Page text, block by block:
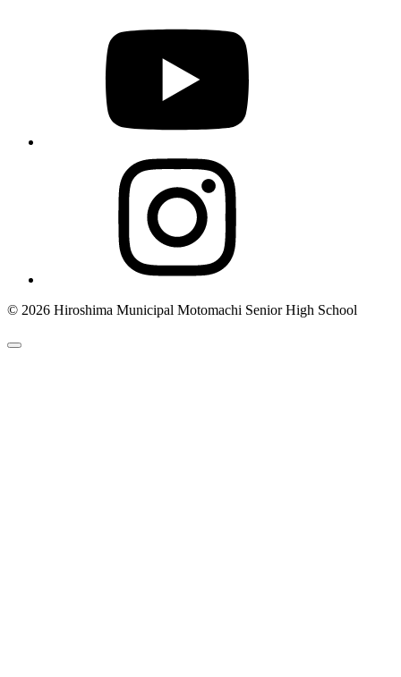
© 2026 Hiroshima Municipal Motomachi Senior High School